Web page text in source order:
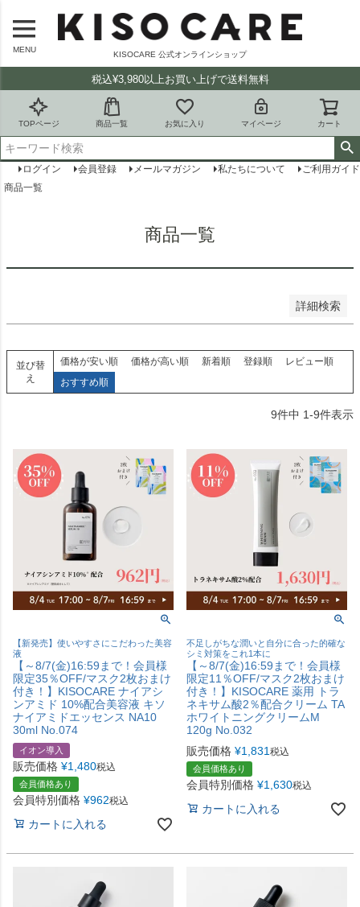
MENU
KISOCARE 公式オンラインショップ
税込¥3,980以上お買い上げで送料無料
TOPページ 商品一覧 お気に入り マイページ カート
ログイン 会員登録 メールマガジン 私たちについて
ご利用ガイド
商品一覧
商品一覧
詳細検索
予約商品
予約商品のみを表示
並び順
新着順
登録順
価格が安い順
キーワードヒット順
検索
並び替
え
価格が安い順 価格が高い順 新着順 登録順
レビュー順
おすすめ順
9件中 1-9件表示
【新発売】使いやすさにこだわった美容
液
【～8/7(金)16:59まで！会員様
限定35％OFF/マスク2枚おまけ
付き！】KISOCARE ナイアシ
ンアミド 10%配合美容液 キソ
ナイアミドエッセンス NA10
30ml No.074
イオン導入
販売価格 ¥1,480税込
会員価格あり
会員特別価格 ¥962税込
カートに入れる
不足しがちな潤いと自分に合った的確な
シミ対策をこれ1本に
【～8/7(金)16:59まで！会員様
限定11％OFF/マスク2枚おまけ
付き！】KISOCARE 薬用 トラ
ネキサム酸2％配合クリーム TA
ホワイトニングクリームM
120g No.032
販売価格 ¥1,831 税込
会員価格あり
会員特別価格 ¥1,630税込
カートに入れる